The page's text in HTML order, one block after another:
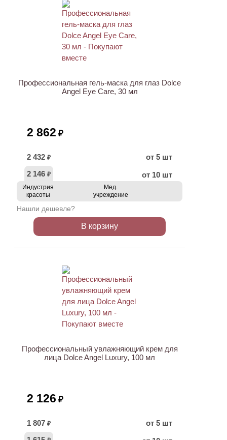
Профессиональная гель-маска для глаз Dolce
Angel Eye Care, 30 мл
2 862 ₽
2 432 ₽
от 5 шт
2 146 ₽ от 10 шт
Индустрия
красоты
Мед.
учреждение
Нашли дешевле?
В корзину
Профессиональный увлажняющий крем для
лица Dolce Angel Luxury, 100 мл
2 126 ₽
1 807 ₽
от 5 шт